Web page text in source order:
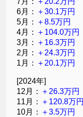
6月： ＋30.1万円
5月： ＋8.5万円
4月： ＋104.0万円
3月： ＋16.3万円
2月： ＋24.3万円
1月： ＋20.1万円
[2024年]
12月： ＋26.3万円
11月： ＋120.8万円
10月： ＋3.5万円